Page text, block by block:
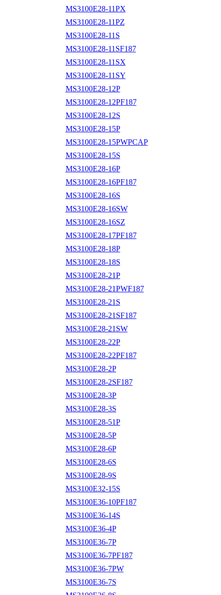
MS3100E28-11PX
MS3100E28-11PZ
MS3100E28-11S
MS3100E28-11SF187
MS3100E28-11SX
MS3100E28-11SY
MS3100E28-12P
MS3100E28-12PF187
MS3100E28-12S
MS3100E28-15P
MS3100E28-15PWPCAP
MS3100E28-15S
MS3100E28-16P
MS3100E28-16PF187
MS3100E28-16S
MS3100E28-16SW
MS3100E28-16SZ
MS3100E28-17PF187
MS3100E28-18P
MS3100E28-18S
MS3100E28-21P
MS3100E28-21PWF187
MS3100E28-21S
MS3100E28-21SF187
MS3100E28-21SW
MS3100E28-22P
MS3100E28-22PF187
MS3100E28-2P
MS3100E28-2SF187
MS3100E28-3P
MS3100E28-3S
MS3100E28-51P
MS3100E28-5P
MS3100E28-6P
MS3100E28-6S
MS3100E28-9S
MS3100E32-15S
MS3100E36-10PF187
MS3100E36-14S
MS3100E36-4P
MS3100E36-7P
MS3100E36-7PF187
MS3100E36-7PW
MS3100E36-7S